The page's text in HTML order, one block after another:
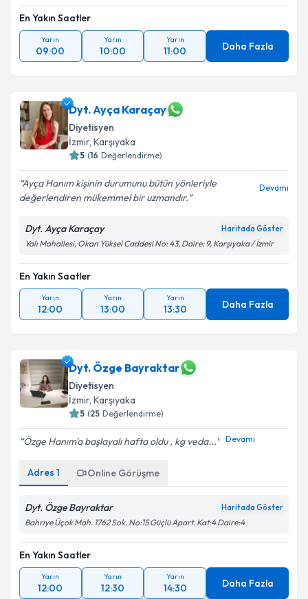
En Yakın Saatler
Yarın
09:00
Yarın
10:00
Yarın
11:00 Daha Fazla
Dyt. Ayça Karaçay
Diyetisyen
İzmir, Karşıyaka
5 (16 Değerlendirme)
Ayça Hanım kişinin durumunu bütün yönleriyle
değerlendiren mükemmel bir uzmandır.
Devamı
Dyt. Ayça Karaçay Haritada Göster
Yalı Mahallesi, Okan Yüksel Caddesi No: 43, Daire: 9, Karşıyaka / İzmir
En Yakın Saatler
Yarın
12:00
Yarın
13:00
Yarın
13:30 Daha Fazla
Dyt. Özge Bayraktar
Diyetisyen
İzmir, Karşıyaka
5 (25 Değerlendirme)
Özge Hanım'a başlayalı hafta oldu , kg veda... Devamı
Adres 1 Online Görüşme
Dyt. Özge Bayraktar Haritada Göster
Bahriye Üçok Mah. 1762 Sok. No:15 Güçlü Apart. Kat:4 Daire:4
En Yakın Saatler
Yarın
12:00
Yarın
12:30
Yarın
14:30 Daha Fazla